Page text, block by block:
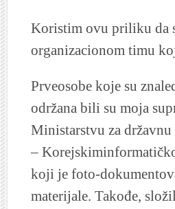
Koristim ovu priliku da
organizacionom timu
Prveosobe koje su
održana bili su moja
Ministarstvu za
–
koji je foto-
materijale. Takođe,